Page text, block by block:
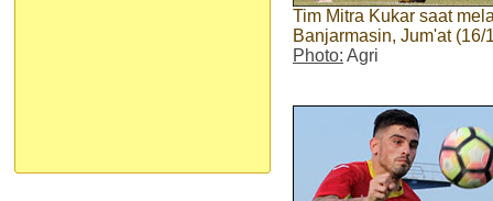
Tim Mitra Kukar saat
Banjarmasin, Jum'at (16/
Photo: Agri